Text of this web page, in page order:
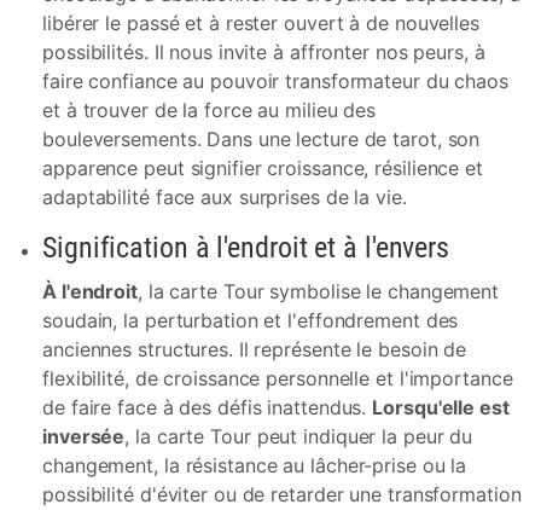
libérer le passé et à rester ouvert à de nouvelles
possibilités. Il nous invite à affronter nos peurs, à
faire confiance au pouvoir transformateur du chaos
et à trouver de la force au milieu des
bouleversements. Dans une lecture de tarot, son
apparence peut signifier croissance, résilience et
adaptabilité face aux surprises de la vie.
Signification à l'endroit et à l'envers
À l'endroit, la carte Tour symbolise le changement
soudain, la perturbation et l'effondrement des
anciennes structures. Il représente le besoin de
flexibilité, de croissance personnelle et l'importance
de faire face à des défis inattendus. Lorsqu'elle est
inversée, la carte Tour peut indiquer la peur du
changement, la résistance au lâcher-prise ou la
possibilité d'éviter ou de retarder une transformation